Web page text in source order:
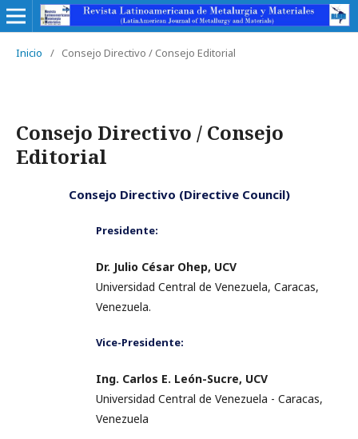
Inicio / Consejo Directivo / Consejo Editorial
Consejo Directivo / Consejo
Editorial
Consejo Directivo (Directive Council)
Presidente:
Dr. Julio César Ohep, UCV
Universidad Central de Venezuela, Caracas,
Venezuela.
Vice-Presidente:
Ing. Carlos E. León-Sucre, UCV
Universidad Central de Venezuela - Caracas,
Venezuela